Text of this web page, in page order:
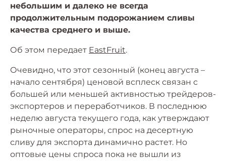
небольшим и далеко не всегда
продолжительным подорожанием сливы
качества среднего и выше.
Об этом передает EastFruit.
Очевидно, что этот сезонный (конец августа –
начало сентября) ценовой всплеск связан с
большей или меньшей активностью трейдеров-
экспортеров и переработчиков. В последнюю
неделю августа текущего года, как утверждают
рыночные операторы, спрос на десертную
сливу для экспорта динамично растет. Но
оптовые цены спроса пока не вышли из